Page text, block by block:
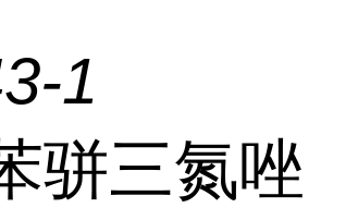
1
骈三氮唑